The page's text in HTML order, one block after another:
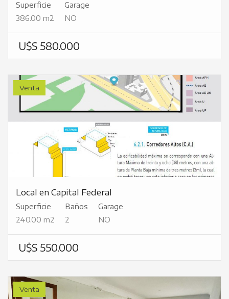
Superficie
386.00 m2
Garage
NO
U$S 580.000
Venta
Local en Capital Federal
Superficie
240.00 m2
Baños
2
Garage
NO
U$S 550.000
Venta